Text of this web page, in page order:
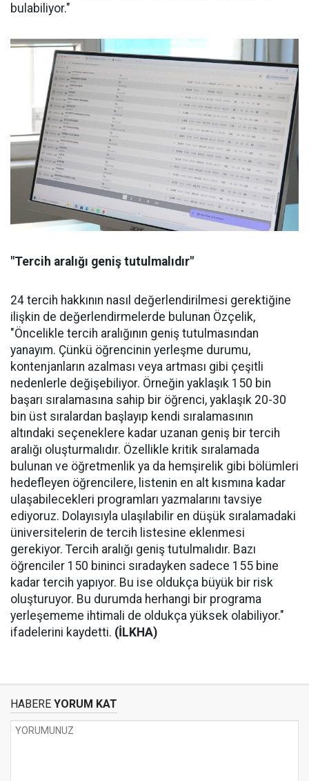
bulabiliyor."
"Tercih aralığı geniş tutulmalıdır"
24 tercih hakkının nasıl değerlendirilmesi gerektiğine
ilişkin de değerlendirmelerde bulunan Özçelik,
"Öncelikle tercih aralığının geniş tutulmasından
yanayım. Çünkü öğrencinin yerleşme durumu,
kontenjanların azalması veya artması gibi çeşitli
nedenlerle değişebiliyor. Örneğin yaklaşık 150 bin
başarı sıralamasına sahip bir öğrenci, yaklaşık 20-30
bin üst sıralardan başlayıp kendi sıralamasının
altındaki seçeneklere kadar uzanan geniş bir tercih
aralığı oluşturmalıdır. Özellikle kritik sıralamada
bulunan ve öğretmenlik ya da hemşirelik gibi bölümleri
hedefleyen öğrencilere, listenin en alt kısmına kadar
ulaşabilecekleri programları yazmalarını tavsiye
ediyoruz. Dolayısıyla ulaşılabilir en düşük sıralamadaki
üniversitelerin de tercih listesine eklenmesi
gerekiyor. Tercih aralığı geniş tutulmalıdır. Bazı
öğrenciler 150 bininci sıradayken sadece 155 bine
kadar tercih yapıyor. Bu ise oldukça büyük bir risk
oluşturuyor. Bu durumda herhangi bir programa
yerleşememe ihtimali de oldukça yüksek olabiliyor."
ifadelerini kaydetti. (İLKHA)
HABERE YORUM KAT